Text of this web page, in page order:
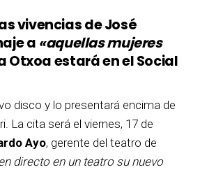
vivencias de José
a «aquellas mujeres
Otxoa estará en el Social
disco y lo presentará encima de
La cita será el viernes, 17 de
Ayo, gerente del teatro de
directo en un teatro su nuevo